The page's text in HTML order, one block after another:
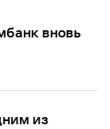
вновь
из